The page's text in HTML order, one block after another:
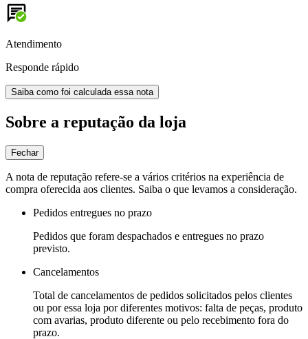
Atendimento
Responde rápido
Saiba como foi calculada essa nota
Sobre a reputação da loja
Fechar
A nota de reputação refere-se a vários critérios na experiência de
compra oferecida aos clientes. Saiba o que levamos a consideração.
Pedidos entregues no prazo
Pedidos que foram despachados e entregues no prazo
previsto.
Cancelamentos
Total de cancelamentos de pedidos solicitados pelos clientes
ou por essa loja por diferentes motivos: falta de peças, produto
com avarias, produto diferente ou pelo recebimento fora do
prazo.